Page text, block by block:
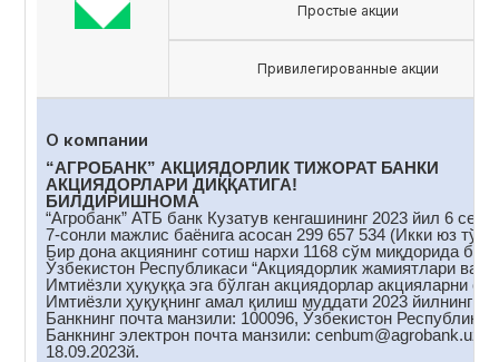
Простые акции
Привилегированные акции
О компании
“АГРОБАНК” АКЦИЯДОРЛИК ТИЖОРАТ БАНКИ
АКЦИЯДОРЛАРИ ДИҚҚАТИГА!
БИЛДИРИШНОМА
“Агробанк” АТБ банк Кузатув кенгашининг 2023 йил 6
7-сонли мажлис баёнига асосан 299 657 534 (Икки юз
Бир дона акциянинг сотиш нархи 1168 сўм миқдорида
Ўзбекистон Республикаси “Акциядорлик жамиятлари ва
Имтиёзли ҳуқуққа эга бўлган акциядорлар акцияларни
Имтиёзли ҳуқуқнинг амал қилиш муддати 2023 йилнинг
Банкнинг почта манзили: 100096, Ўзбекистон
Банкнинг электрон почта манзили: cenbum@аgrobank.uz
18.09.2023й.